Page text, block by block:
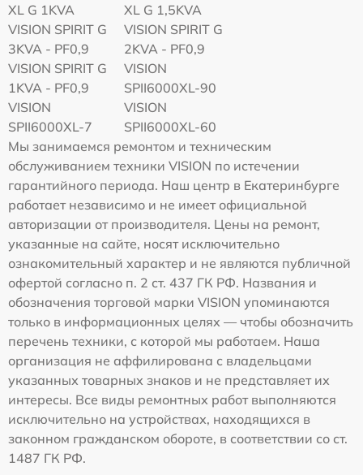
XL G 1KVA
XL G 1,5KVA
VISION SPIRIT G
3KVA - PF0,9
VISION SPIRIT G
2KVA - PF0,9
VISION SPIRIT G
1KVA - PF0,9
VISION
SPII6000XL-90
VISION
SPII6000XL-7
VISION
SPII6000XL-60
Мы занимаемся ремонтом и техническим
обслуживанием техники VISION по истечении
гарантийного периода. Наш центр в Екатеринбурге
работает независимо и не имеет официальной
авторизации от производителя. Цены на ремонт,
указанные на сайте, носят исключительно
ознакомительный характер и не являются публичной
офертой согласно п. 2 ст. 437 ГК РФ. Названия и
обозначения торговой марки VISION упоминаются
только в информационных целях — чтобы обозначить
перечень техники, с которой мы работаем. Наша
организация не аффилирована с владельцами
указанных товарных знаков и не представляет их
интересы. Все виды ремонтных работ выполняются
исключительно на устройствах, находящихся в
законном гражданском обороте, в соответствии со ст.
1487 ГК РФ.